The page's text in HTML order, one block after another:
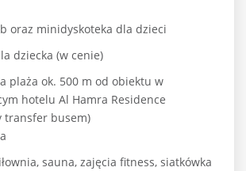
oraz minidyskoteka dla dzieci
dziecka (w cenie)
plaża ok. 500 m od obiektu w
hotelu Al Hamra Residence
transfer busem)
sauna, zajęcia fitness, siatkówka